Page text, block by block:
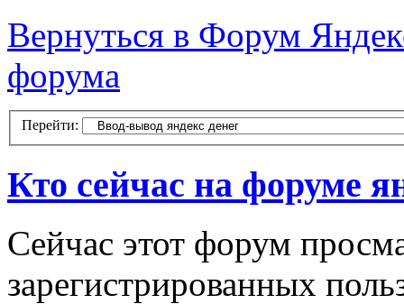
Вернуться в Форум
форума
Перейти:
Кто сейчас на форуме
Сейчас этот форум
зарегистрированных